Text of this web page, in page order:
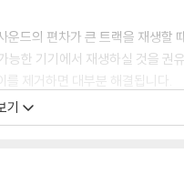
드의 편차가 큰 트랙을 재생할
한 기기에서 재생하실 것을 권
제거하면 대부분 해결됩니다.
경우가 있습니다.
기